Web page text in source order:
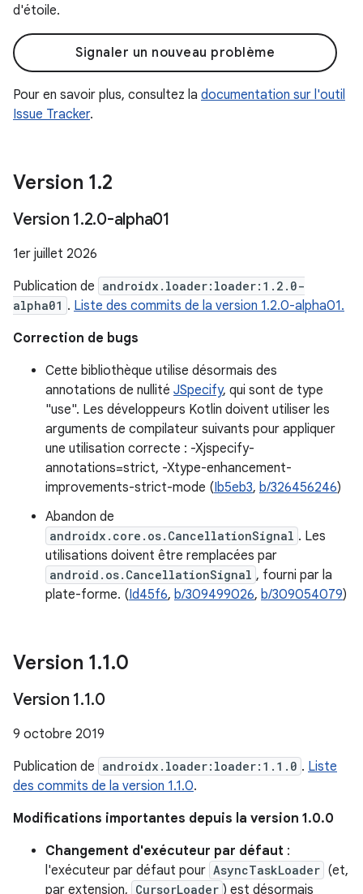
d'étoile.
Signaler un nouveau problème
Pour en savoir plus, consultez la documentation sur l'outil
Issue Tracker.
Version 1.2
Version 1.2.0-alpha01
1er juillet 2026
Publication de androidx.loader:loader:1.2.0-
alpha01 . Liste des commits de la version 1.2.0-alpha01.
Correction de bugs
Cette bibliothèque utilise désormais des
annotations de nullité JSpecify, qui sont de type
"use". Les développeurs Kotlin doivent utiliser les
arguments de compilateur suivants pour appliquer
une utilisation correcte : -Xjspecify-
annotations=strict, -Xtype-enhancement-
improvements-strict-mode (Ib5eb3, b/326456246)
Abandon de
androidx.core.os.CancellationSignal . Les
utilisations doivent être remplacées par
android.os.CancellationSignal , fourni par la
plate-forme. (Id45f6, b/309499026, b/309054079)
Version 1.1.0
Version 1.1.0
9 octobre 2019
Publication de androidx.loader:loader:1.1.0 . Liste
des commits de la version 1.1.0.
Modifications importantes depuis la version 1.0.0
Changement d'exécuteur par défaut :
l'exécuteur par défaut pour AsyncTaskLoader (et,
par extension, CursorLoader ) est désormais